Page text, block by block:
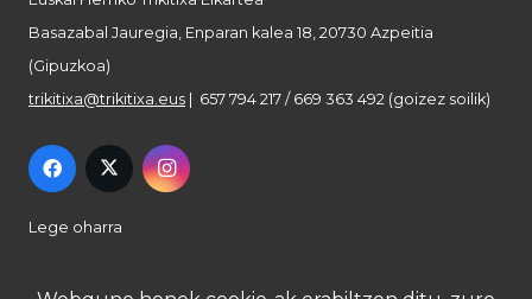
Basazabal Jauregia, Enparan kalea 18, 20730 Azpeitia
(Gipuzkoa)
trikitixa@trikitixa.eus | 657 794 217 / 669 363 492 (goizez soilik)
Lege oharra
Pribatutasun politika